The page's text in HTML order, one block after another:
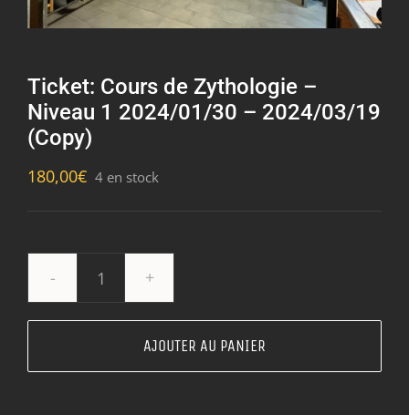
Ticket: Cours de Zythologie –
Niveau 1 2024/01/30 – 2024/03/19
(Copy)
180,00€ 4 en stock
quantité
de
Cours
AJOUTER AU PANIER